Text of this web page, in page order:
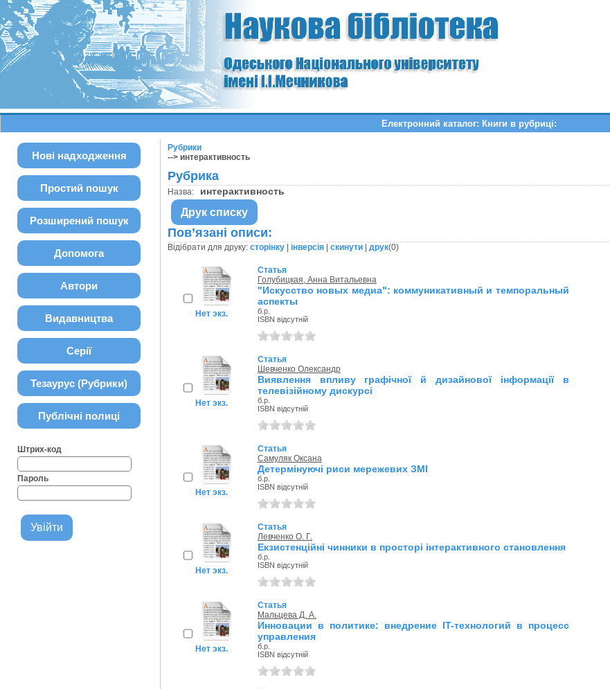
Електронний каталог: Книги в рубриці:
Нові надходження
Простий пошук
Розширений пошук
Допомога
Автори
Видавництва
Серії
Тезаурус (Рубрики)
Публічні полиці
Штрих-код
Пароль
Рубрики
--> интерактивность
Рубрика
Назва: интерактивность
Друк списку
Пов’язані описи:
Відібрати для друку: сторінку| інверсія| скинути| друк(0)
Нет экз.
Статья
Голубицкая, Анна Витальевна
"Искусство новых медиа": коммуникативный и темпоральный
аспекты
б.р.
ISBN відсутній
Нет экз.
Статья
Шевченко Олександр
Виявлення впливу графічної й дизайнової інформації в
телевізійному дискурсі
б.р.
ISBN відсутній
Нет экз.
Статья
Самуляк Оксана
Детермінуючі риси мережевих ЗМІ
б.р.
ISBN відсутній
Нет экз.
Статья
Левченко О. Г.
Екзистенційні чинники в просторі інтерактивного становлення
б.р.
ISBN відсутній
Нет экз.
Статья
Мальцева Д. А.
Инновации в политике: внедрение IT-технологий в процесс
управления
б.р.
ISBN відсутній